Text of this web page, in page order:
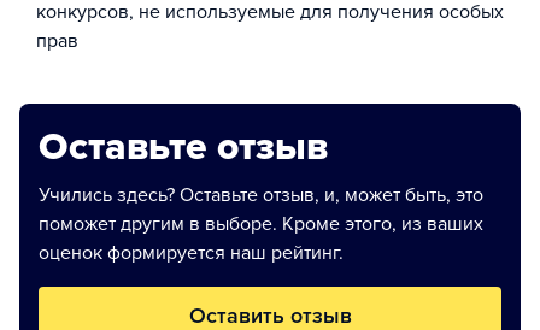
конкурсов, не используемые для получения особых
прав
Оставьте отзыв
Учились здесь? Оставьте отзыв, и, может быть, это
поможет другим в выборе. Кроме этого, из ваших
оценок формируется наш рейтинг.
Оставить отзыв